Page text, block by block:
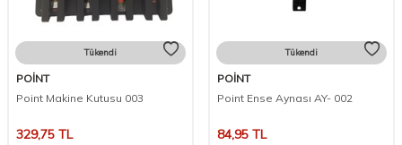
Tükendi
POİNT
Point Makine Kutusu 003
329,75 TL
Tükendi
POİNT
Point Ense Aynası AY- 002
84,95 TL